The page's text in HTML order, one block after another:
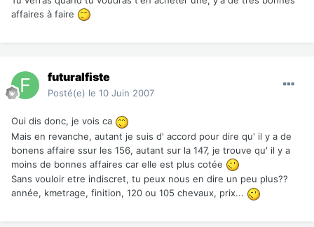
affaires à faire
futuralfiste
Posté(e) le 10 Juin 2007
Oui dis donc, je vois ca
Mais en revanche, autant je suis d' accord pour dire qu' il y a de
bonens affaire ssur les 156, autant sur la 147, je trouve qu' il y a
moins de bonnes affaires car elle est plus cotée
Sans vouloir etre indiscret, tu peux nous en dire un peu plus??
année, kmetrage, finition, 120 ou 105 chevaux, prix...